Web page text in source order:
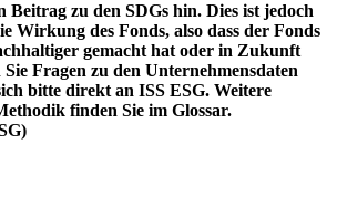
Beitrag zu den SDGs hin. Dies ist jedoch
Wirkung des Fonds, also dass der Fonds
gemacht hat oder in Zukunft
Fragen zu den Unternehmensdaten
bitte direkt an ISS ESG. Weitere
finden Sie im Glossar.